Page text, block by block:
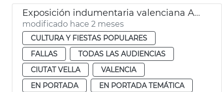
Exposición indumentaria valenciana Ayuntamiento València
modificado hace 2 meses
CULTURA Y FIESTAS POPULARES
FALLAS
TODAS LAS AUDIENCIAS
CIUTAT VELLA
VALENCIA
EN PORTADA
EN PORTADA TEMÁTICA